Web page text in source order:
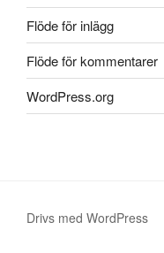
Flöde för inlägg
Flöde för kommentarer
WordPress.org
Drivs med WordPress